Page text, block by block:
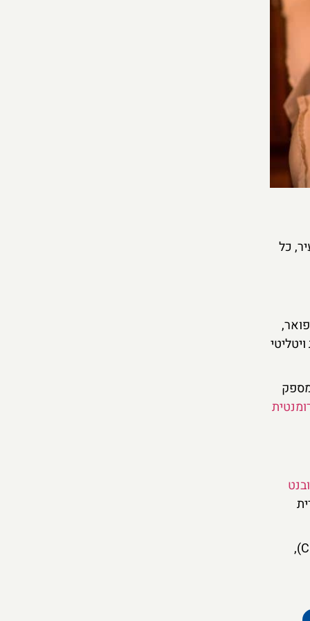
כל
האורחים עוברים בין בריכות בטמפרטורות שונות – מהמים הקפואים (Frigidarium) ועד למים החמים (Caldarium),